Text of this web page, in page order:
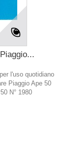
l'uso quotidiano
Piaggio Ape 50
N° 1980